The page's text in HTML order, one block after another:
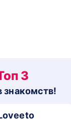
3
знакомств!